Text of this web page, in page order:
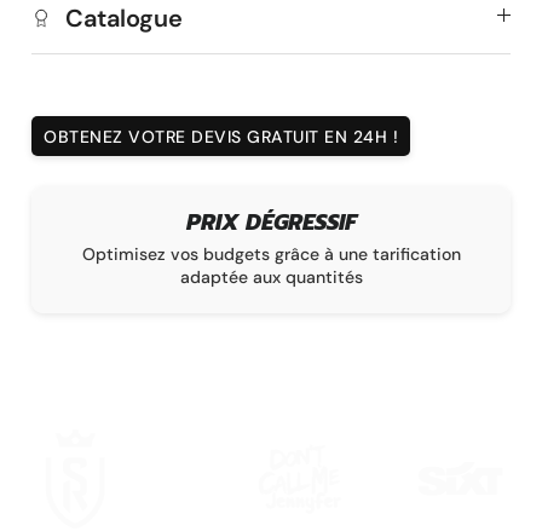
Catalogue
OBTENEZ VOTRE DEVIS GRATUIT EN 24H !
PRIX DÉGRESSIF
vos budgets grâce à une tarification
adaptée aux quantités
La garantie